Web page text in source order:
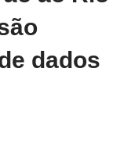
dados